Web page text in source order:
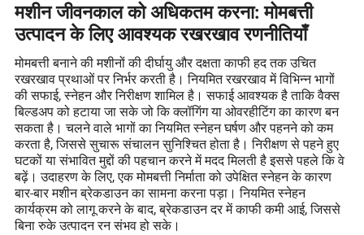
मशीन जीवनकाल को अधिकतम करना: मोमबत्ती
उत्पादन के लिए आवश्यक रखरखाव रणनीतियाँ
मोमबत्ती बनाने की मशीनों की दीर्घायु और दक्षता काफी हद तक उचित
रखरखाव प्रथाओं पर निर्भर करती है। नियमित रखरखाव में विभिन्न भागों
की सफाई, स्नेहन और निरीक्षण शामिल है। सफाई आवश्यक है ताकि वैक्स
बिल्डअप को हटाया जा सके जो कि क्लॉगिंग या ओवरहीटिंग का कारण बन
सकता है। चलने वाले भागों का नियमित स्नेहन घर्षण और पहनने को कम
करता है, जिससे सुचारू संचालन सुनिश्चित होता है। निरीक्षण से पहने हुए
घटकों या संभावित मुद्दों की पहचान करने में मदद मिलती है इससे पहले कि वे
बढ़ें। उदाहरण के लिए, एक मोमबत्ती निर्माता को उपेक्षित स्नेहन के कारण
बार-बार मशीन ब्रेकडाउन का सामना करना पड़ा। नियमित स्नेहन
कार्यक्रम को लागू करने के बाद, ब्रेकडाउन दर में काफी कमी आई, जिससे
बिना रुके उत्पादन रन संभव हो सके।